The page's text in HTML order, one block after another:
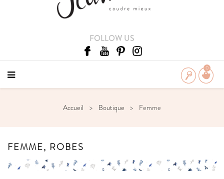
FOLLOW US
0
Accueil Boutique Femme
FEMME, ROBES